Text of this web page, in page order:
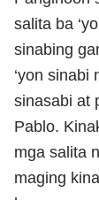
salita ba
sinabing
‘yon sinabi
sinasabi at
Pablo.
mga salita
maging